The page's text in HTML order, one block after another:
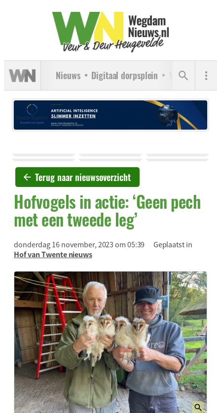
Nieuws Digitaal dorpsplein Verenigingen
Terug naar nieuwsoverzicht
Hofvogels in actie: ‘Geen pech
met een tweede leg’
donderdag 16 november, 2023 om 05:39
Geplaatst in
Hof van Twente nieuws